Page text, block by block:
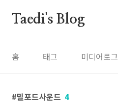
Taedi's Blog
홈 태그 미디어로그
밀포드사운드 4